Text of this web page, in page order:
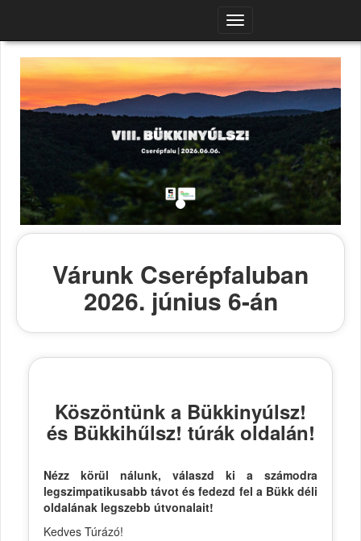
Navigációs
menü
Várunk Cserépfaluban
2026. június 6-án
Köszöntünk a Bükkinyúlsz!
és Bükkihűlsz! túrák oldalán!
Nézz körül nálunk, válaszd ki a számodra
legszimpatikusabb távot és fedezd fel a Bükk déli
oldalának legszebb útvonalait!
Kedves Túrázó!